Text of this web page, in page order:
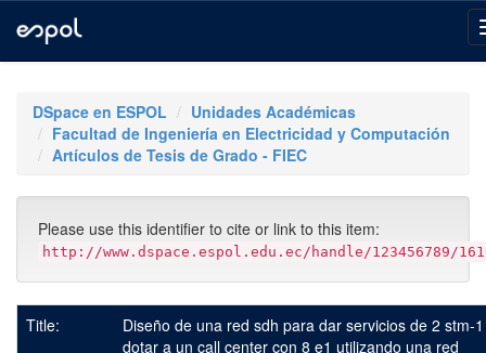
navigationDSpace en ESPOL
Unidades Académicas
Facultad de Ingeniería en Electricidad y Computación
Artículos de Tesis de Grado - FIEC
Please use this identifier to cite or link to this item:
http://www.dspace.espol.edu.ec/handle/123456789/
Title:
Diseño de una red sdh para dar servicios de 2 stm-
dotar a un call center con 8 e1 utilizando una red